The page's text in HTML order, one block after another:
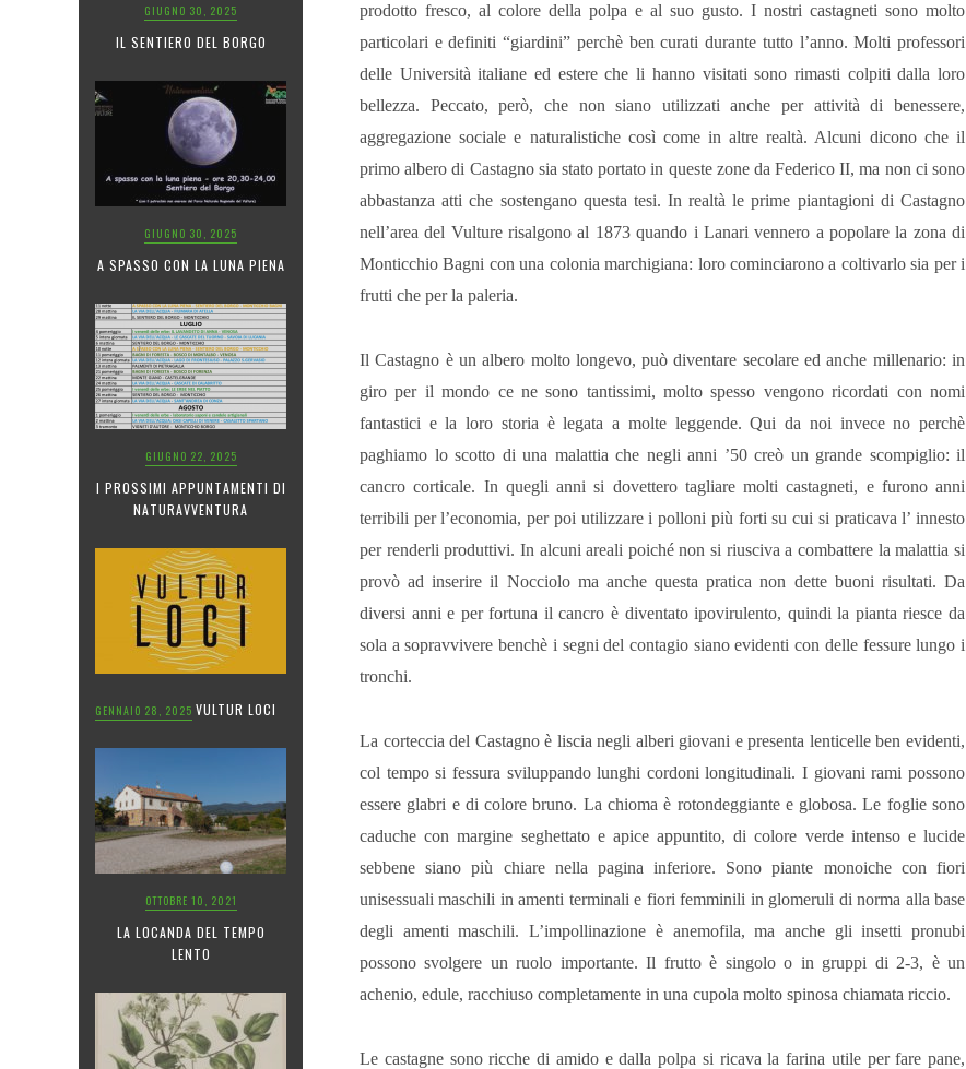
GIUGNO 30, 2025
IL SENTIERO DEL BORGO
GIUGNO 30, 2025
A SPASSO CON LA LUNA PIENA
GIUGNO 22, 2025
I PROSSIMI APPUNTAMENTI DI
NATURAVVENTURA
GENNAIO 28, 2025 VULTUR LOCI
OTTOBRE 10, 2021
LA LOCANDA DEL TEMPO
LENTO
prodotto fresco, al colore della polpa e al suo gusto. I nostri castagneti sono molto
particolari e definiti “giardini” perchè ben curati durante tutto l’anno. Molti professori
delle Università italiane ed estere che li hanno visitati sono rimasti colpiti dalla loro
bellezza. Peccato, però, che non siano utilizzati anche per attività di benessere,
aggregazione sociale e naturalistiche così come in altre realtà. Alcuni dicono che il
primo albero di Castagno sia stato portato in queste zone da Federico II, ma non ci sono
abbastanza atti che sostengano questa tesi. In realtà le prime piantagioni di Castagno
nell’area del Vulture risalgono al 1873 quando i Lanari vennero a popolare la zona di
Monticchio Bagni con una colonia marchigiana: loro cominciarono a coltivarlo sia per i
frutti che per la paleria.
Il Castagno è un albero molto longevo, può diventare secolare ed anche millenario: in
giro per il mondo ce ne sono tantissimi, molto spesso vengono ricordati con nomi
fantastici e la loro storia è legata a molte leggende. Qui da noi invece no perchè
paghiamo lo scotto di una malattia che negli anni ’50 creò un grande scompiglio: il
cancro corticale. In quegli anni si dovettero tagliare molti castagneti, e furono anni
terribili per l’economia, per poi utilizzare i polloni più forti su cui si praticava l’ innesto
per renderli produttivi. In alcuni areali poiché non si riusciva a combattere la malattia si
provò ad inserire il Nocciolo ma anche questa pratica non dette buoni risultati. Da
diversi anni e per fortuna il cancro è diventato ipovirulento, quindi la pianta riesce da
sola a sopravvivere benchè i segni del contagio siano evidenti con delle fessure lungo i
tronchi.
La corteccia del Castagno è liscia negli alberi giovani e presenta lenticelle ben evidenti,
col tempo si fessura sviluppando lunghi cordoni longitudinali. I giovani rami possono
essere glabri e di colore bruno. La chioma è rotondeggiante e globosa. Le foglie sono
caduche con margine seghettato e apice appuntito, di colore verde intenso e lucide
sebbene siano più chiare nella pagina inferiore. Sono piante monoiche con fiori
unisessuali maschili in amenti terminali e fiori femminili in glomeruli di norma alla base
degli amenti maschili. L’impollinazione è anemofila, ma anche gli insetti pronubi
possono svolgere un ruolo importante. Il frutto è singolo o in gruppi di 2-3, è un
achenio, edule, racchiuso completamente in una cupola molto spinosa chiamata riccio.
Le castagne sono ricche di amido e dalla polpa si ricava la farina utile per fare pane,